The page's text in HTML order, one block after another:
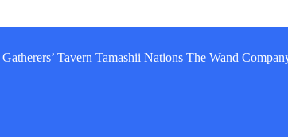
Gatherers’ Tavern Tamashii Nations The Wand